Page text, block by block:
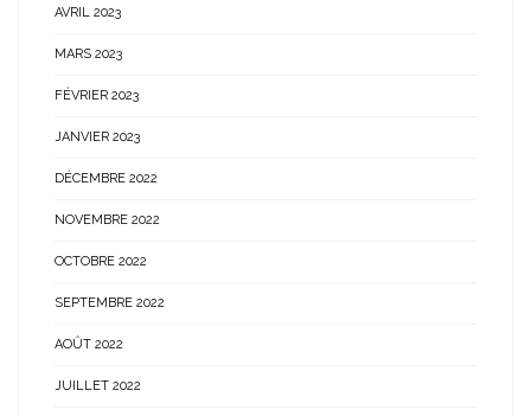
AVRIL 2023
MARS 2023
FÉVRIER 2023
JANVIER 2023
DÉCEMBRE 2022
NOVEMBRE 2022
OCTOBRE 2022
SEPTEMBRE 2022
AOÛT 2022
JUILLET 2022